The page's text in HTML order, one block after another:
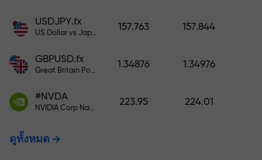
USDJPY.fx
US Dollar vs Japanese Yen
157.763 157.844
GBPUSD.fx
Great Britain Pound vs US Dollar
1.34876 1.34976
#NVDA
NVIDIA Corp Nasdaq Stock Exchange (Nasdaq) USD
223.95 224.01
ดูทั้งหมด